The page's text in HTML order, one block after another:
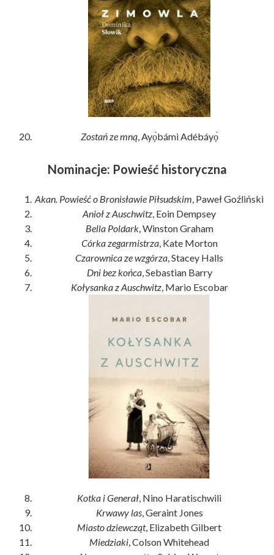
Zostań ze mną, Ayọ̀bámi Adébáyọ̀
Nominacje: Powieść historyczna
Akan. Powieść o Bronisławie Piłsudskim , Paweł Goźliński
Anioł z Auschwitz , Eoin Dempsey
Bella Poldark, Winston Graham
Córka zegarmistrza, Kate Morton
Czarownica ze wzgórza , Stacey Halls
Dni bez końca, Sebastian Barry
Kołysanka z Auschwitz, Mario Escobar
Kotka i Generał , Nino Haratischwili
Krwawy las, Geraint Jones
Miasto dziewcząt, Elizabeth Gilbert
Miedziaki , Colson Whitehead